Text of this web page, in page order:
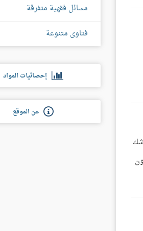
شك
مسائل فقهية متفرقة
فتاوى متنوعة
إحصائيات المواد
عن الموقع